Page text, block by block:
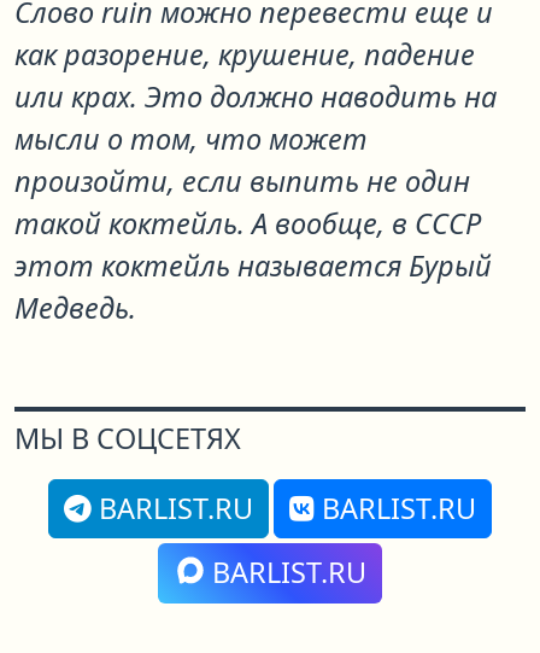
Слово ruin можно перевести еще и
как разорение, крушение, падение
или крах. Это должно наводить на
мысли о том, что может
произойти, если выпить не один
такой коктейль. А вообще, в СССР
этот коктейль называется Бурый
Медведь.
МЫ В СОЦСЕТЯХ
BARLIST.RU
BARLIST.RU
BARLIST.RU